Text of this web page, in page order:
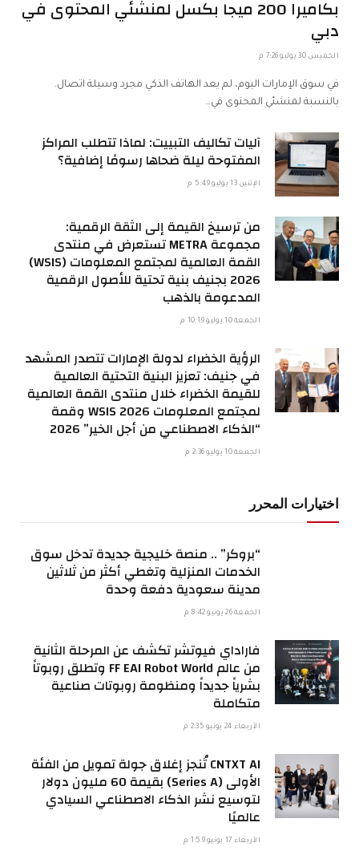
بكاميرا 200 ميجا بكسل لمنشئي المحتوى في
دبي
الخميس 30 يوليو 7:26 م
في سوق الإمارات اليوم، لم يعد الهاتف الذكي مجرد وسيلة اتصال.
بالنسبة لمنشئي المحتوى في…
آليات تكاليف التبييت: لماذا تتطلب المراكز
المفتوحة ليلة ضحاها رسومًا إضافية؟
الإثنين 13 يوليو 5:49 م
من ترسيخ القيمة إلى الثقة الرقمية:
مجموعة METRA تستعرض في منتدى
القمة العالمية لمجتمع المعلومات (WSIS)
2026 بجنيف بنية تحتية للأصول الرقمية
المدعومة بالذهب
الجمعة 10 يوليو 10:19 م
الرؤية الخضراء لدولة الإمارات تتصدر المشهد
في جنيف: تعزيز البنية التحتية العالمية
للقيمة الخضراء خلال منتدى القمة العالمية
لمجتمع المعلومات WSIS 2026 وقمة
“الذكاء الاصطناعي من أجل الخير” 2026
الجمعة 10 يوليو 2:36 م
اختيارات المحرر
“بروكر” .. منصة خليجية جديدة تدخل سوق
الخدمات المنزلية وتغطي أكثر من ثلاثين
مدينة سعودية دفعة وحدة
الجمعة 26 يونيو 8:42 م
فاراداي فيوتشر تكشف عن المرحلة الثانية
من عالم FF EAI Robot World وتطلق روبوتاً
بشرياً جديداً ومنظومة روبوتات صناعية
متكاملة
الأربعاء 24 يونيو 2:35 م
CNTXT AI تُنجز إغلاق جولة تمويل من الفئة
الأولى (Series A) بقيمة 60 مليون دولار
لتوسيع نشر الذكاء الاصطناعي السيادي
عالميًا
الأربعاء 17 يونيو 1:59 م